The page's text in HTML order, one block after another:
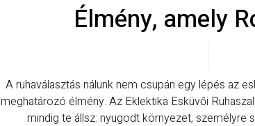
Élmény, amely
A ruhaválasztás nálunk nem csupán egy lépés az
meghatározó élmény. Az Eklektika Esküvői
mindig te állsz: nyugodt környezet, személyre